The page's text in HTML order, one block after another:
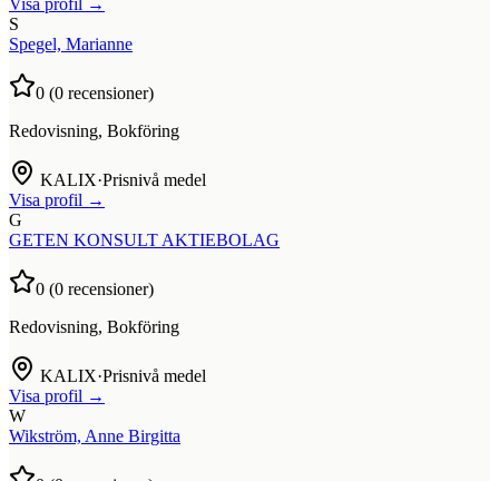
S
Spegel, Marianne
0 (0 recensioner)
Redovisning, Bokföring
KALIX·Prisnivå medel
Visa profil →
G
GETEN KONSULT AKTIEBOLAG
0 (0 recensioner)
Redovisning, Bokföring
KALIX·Prisnivå medel
Visa profil →
W
Wikström, Anne Birgitta